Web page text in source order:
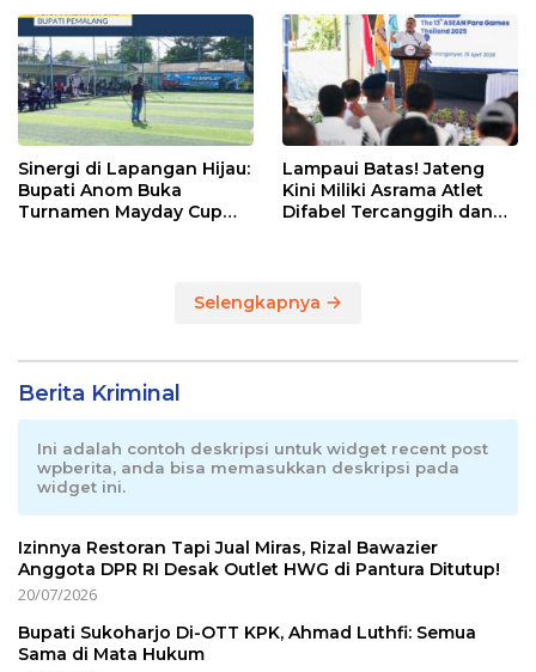
Sinergi di Lapangan Hijau:
Bupati Anom Buka
Turnamen Mayday Cup
Lampaui Batas! Jateng
Kini Miliki Asrama Atlet
Difabel Tercanggih dan
Selengkapnya
Berita Kriminal
Ini adalah contoh deskripsi untuk widget recent post
wpberita, anda bisa memasukkan deskripsi pada
widget ini.
Izinnya Restoran Tapi Jual Miras, Rizal Bawazier
Anggota DPR RI Desak Outlet HWG di Pantura Ditutup!
20/07/2026
Bupati Sukoharjo Di-OTT KPK, Ahmad Luthfi: Semua
Sama di Mata Hukum